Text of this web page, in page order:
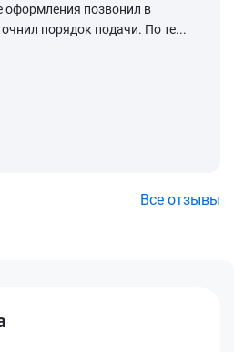
позвонил в
порядок подачи. По те...
Все отзывы